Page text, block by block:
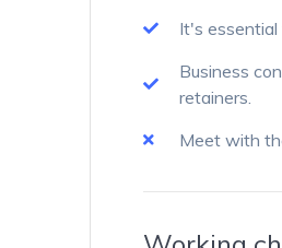
It's
Business
retainers.
Meet with